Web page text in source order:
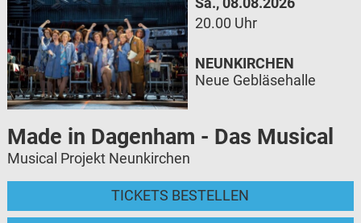
20.00 Uhr
Made in Dagenham - Das Musical
Musical Projekt Neunkirchen
TICKETS BESTELLEN
NEUNKIRCHEN
Neue Gebläsehalle